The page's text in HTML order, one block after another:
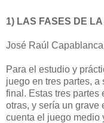
1) LAS FASES DE
José Raúl
Para el estudio y
juego en tres partes, a
final. Estas tres partes
otras, y sería un grave
cuenta el juego medio